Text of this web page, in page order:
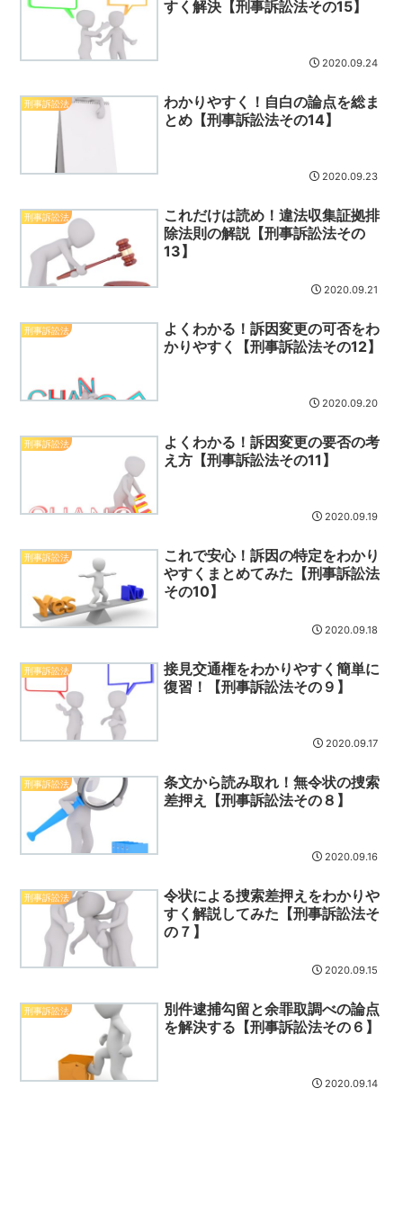
すく解決【刑事訴訟法その15】
2020.09.24
刑事訴訟法
わかりやすく！自白の論点を総ま
とめ【刑事訴訟法その14】
2020.09.23
刑事訴訟法
これだけは読め！違法収集証拠排
除法則の解説【刑事訴訟法その
13】
2020.09.21
刑事訴訟法
よくわかる！訴因変更の可否をわ
かりやすく【刑事訴訟法その12】
2020.09.20
刑事訴訟法
よくわかる！訴因変更の要否の考
え方【刑事訴訟法その11】
2020.09.19
刑事訴訟法
これで安心！訴因の特定をわかり
やすくまとめてみた【刑事訴訟法
その10】
2020.09.18
刑事訴訟法
接見交通権をわかりやすく簡単に
復習！【刑事訴訟法その９】
2020.09.17
刑事訴訟法
条文から読み取れ！無令状の捜索
差押え【刑事訴訟法その８】
2020.09.16
刑事訴訟法
令状による捜索差押えをわかりや
すく解説してみた【刑事訴訟法そ
の７】
2020.09.15
刑事訴訟法
別件逮捕勾留と余罪取調べの論点
を解決する【刑事訴訟法その６】
2020.09.14